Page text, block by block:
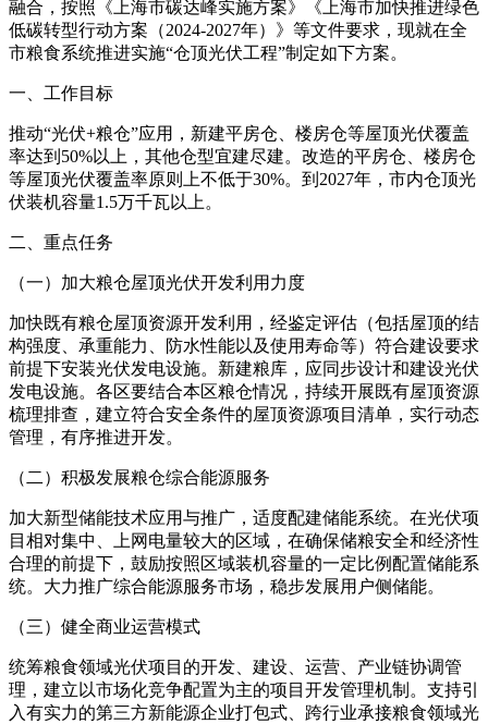
融合，按照《上海市碳达峰实施方案》《上海市加快推进绿色
低碳转型行动方案（2024-2027年）》等文件要求，现就在全
市粮食系统推进实施“仓顶光伏工程”制定如下方案。
一、工作目标
推动“光伏+粮仓”应用，新建平房仓、楼房仓等屋顶光伏覆盖
率达到50%以上，其他仓型宜建尽建。改造的平房仓、楼房仓
等屋顶光伏覆盖率原则上不低于30%。到2027年，市内仓顶光
伏装机容量1.5万千瓦以上。
二、重点任务
（一）加大粮仓屋顶光伏开发利用力度
加快既有粮仓屋顶资源开发利用，经鉴定评估（包括屋顶的结
构强度、承重能力、防水性能以及使用寿命等）符合建设要求
前提下安装光伏发电设施。新建粮库，应同步设计和建设光伏
发电设施。各区要结合本区粮仓情况，持续开展既有屋顶资源
梳理排查，建立符合安全条件的屋顶资源项目清单，实行动态
管理，有序推进开发。
（二）积极发展粮仓综合能源服务
加大新型储能技术应用与推广，适度配建储能系统。在光伏项
目相对集中、上网电量较大的区域，在确保储粮安全和经济性
合理的前提下，鼓励按照区域装机容量的一定比例配置储能系
统。大力推广综合能源服务市场，稳步发展用户侧储能。
（三）健全商业运营模式
统筹粮食领域光伏项目的开发、建设、运营、产业链协调管
理，建立以市场化竞争配置为主的项目开发管理机制。支持引
入有实力的第三方新能源企业打包式、跨行业承接粮食领域光